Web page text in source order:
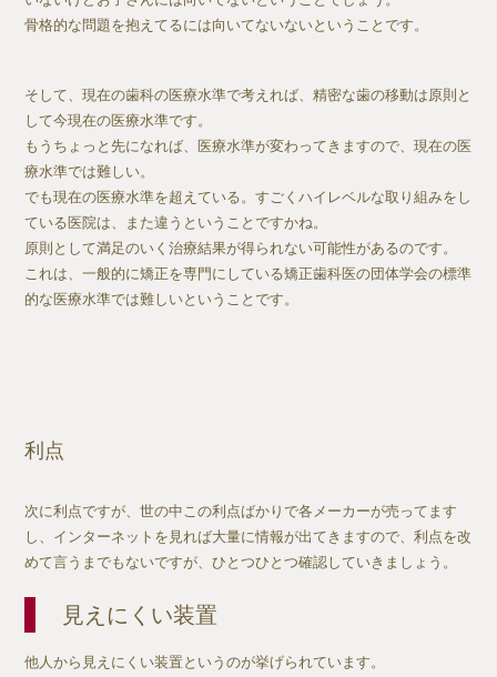
骨格的な問題を抱えてるには向いてないないということです。
そして、現在の歯科の医療水準で考えれば、精密な歯の移動は原則と
して今現在の医療水準です。
もうちょっと先になれば、医療水準が変わってきますので、現在の医
療水準では難しい。
でも現在の医療水準を超えている。すごくハイレベルな取り組みをし
ている医院は、また違うということですかね。
原則として満足のいく治療結果が得られない可能性があるのです。
これは、一般的に矯正を専門にしている矯正歯科医の団体学会の標準
的な医療水準では難しいということです。
利点
次に利点ですが、世の中この利点ばかりで各メーカーが売ってます
し、インターネットを見れば大量に情報が出てきますので、利点を改
めて言うまでもないですが、ひとつひとつ確認していきましょう。
見えにくい装置
他人から見えにくい装置というのが挙げられています。